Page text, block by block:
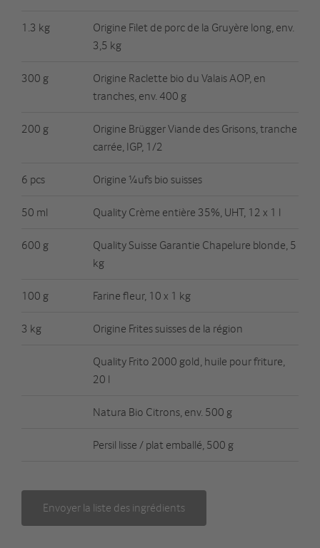
1.3 kg
Origine Filet de porc de la Gruyère long, env.
3,5 kg
300 g
Origine Raclette bio du Valais AOP, en
tranches, env. 400 g
200 g
Origine Brügger Viande des Grisons, tranche
carrée, IGP, 1/2
6 pcs Origine ¼ufs bio suisses
50 ml Quality Crème entière 35%, UHT, 12 x 1 l
600 g
Quality Suisse Garantie Chapelure blonde, 5
kg
100 g Farine fleur, 10 x 1 kg
3 kg Origine Frites suisses de la région
Quality Frito 2000 gold, huile pour friture,
20 l
Natura Bio Citrons, env. 500 g
Persil lisse / plat emballé, 500 g
Envoyer la liste des ingrédients